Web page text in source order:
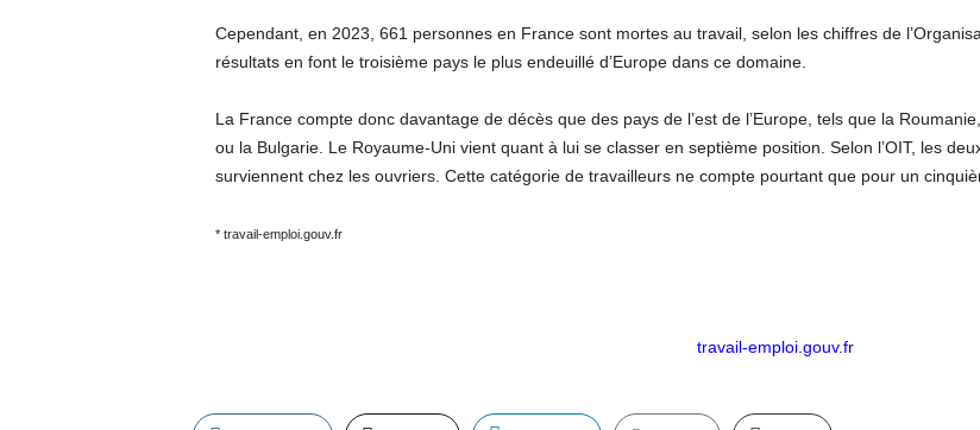
Cependant, en 2023, 661 personnes en France sont mortes au travail, selon les chiffres de
résultats en font le troisième pays le plus endeuillé d’Europe dans ce domaine.
La France compte donc davantage de décès que des pays de l’est de l’Europe, tels que la
ou la Bulgarie. Le Royaume-Uni vient quant à lui se classer en septième position. Selon l’OIT, les
surviennent chez les ouvriers. Cette catégorie de travailleurs ne compte pourtant que pour un
* travail-emploi.gouv.fr
travail-emploi.gouv.fr